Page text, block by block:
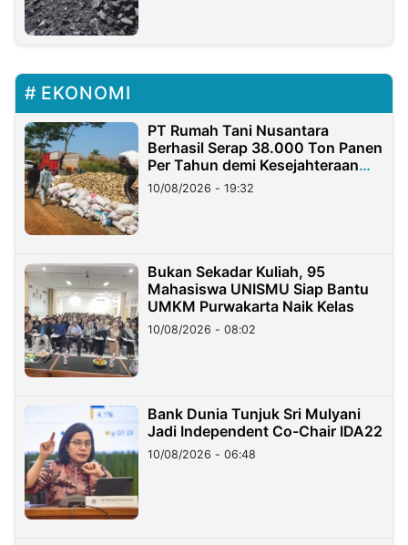
EKONOMI
PT Rumah Tani Nusantara
Berhasil Serap 38.000 Ton Panen
Per Tahun demi Kesejahteraan
Petani
10/08/2026 - 19:32
Bukan Sekadar Kuliah, 95
Mahasiswa UNISMU Siap Bantu
UMKM Purwakarta Naik Kelas
10/08/2026 - 08:02
Bank Dunia Tunjuk Sri Mulyani
Jadi Independent Co-Chair IDA22
10/08/2026 - 06:48